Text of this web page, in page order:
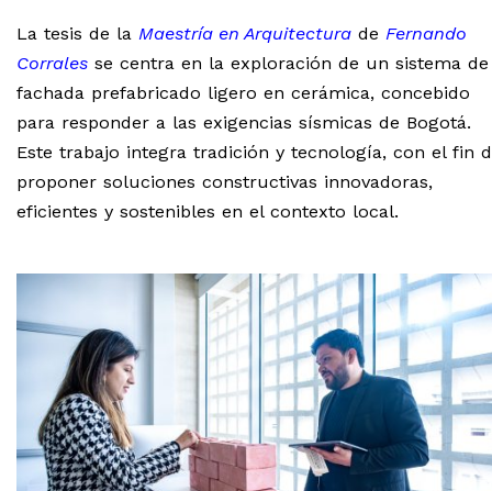
La tesis de la Maestría en Arquitectura de Fernando
Corrales se centra en la exploración de un sistema de
fachada prefabricado ligero en cerámica, concebido
para responder a las exigencias sísmicas de Bogotá.
Este trabajo integra tradición y tecnología, con el fin
proponer soluciones constructivas innovadoras,
eficientes y sostenibles en el contexto local.